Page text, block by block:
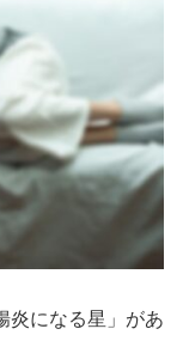
炎になる星」があ